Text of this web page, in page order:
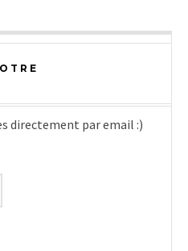
directement par email :)